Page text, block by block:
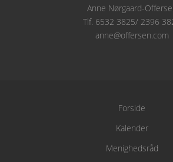
Anne Nørgaard-
Tlf. 6532 3825/ 2396
anne@offersen.com
Forside
Kalender
Menighedsråd